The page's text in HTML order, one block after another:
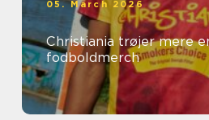
05. March 2026
Christiania trøjer mere end bare
fodboldmerch